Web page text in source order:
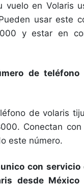
vuelo en Volaris
usar este
y estar en
de teléfono
de volaris
Conectan
este número.
con
desde México